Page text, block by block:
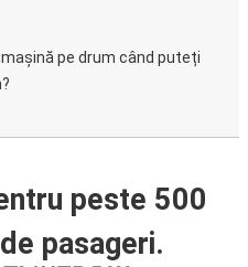
pe drum când puteți
peste 500
pasageri.